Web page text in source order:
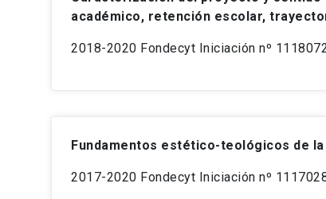
académico, retención escolar,
2018-2020 Fondecyt Iniciación nº
Fundamentos estético-teológicos de la
2017-2020 Fondecyt Iniciación nº